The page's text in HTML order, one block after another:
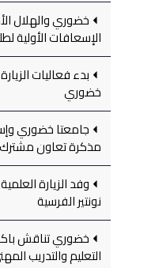
خضوري والهلال
الإسعافات الأولية
بدء فعاليات
خضوري
جامعتا خضوري
مذكرة تعاون مشترك
نونتير الفرسية
خضوري تناقش
التعليم والتدريب